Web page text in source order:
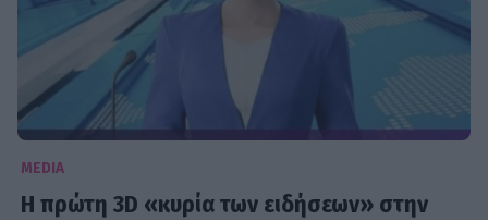
MEDIA
Η πρώτη 3D «κυρία των ειδήσεων» στην